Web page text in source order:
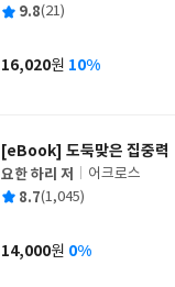
쓴
출
사
평 9.8(21)
가
16,020원 10%
[eBook] 도둑맞은 집중력
글
쓴
요한 하리 저
출
사
어크로스
평 8.7(1,045)
가
14,000원 0%